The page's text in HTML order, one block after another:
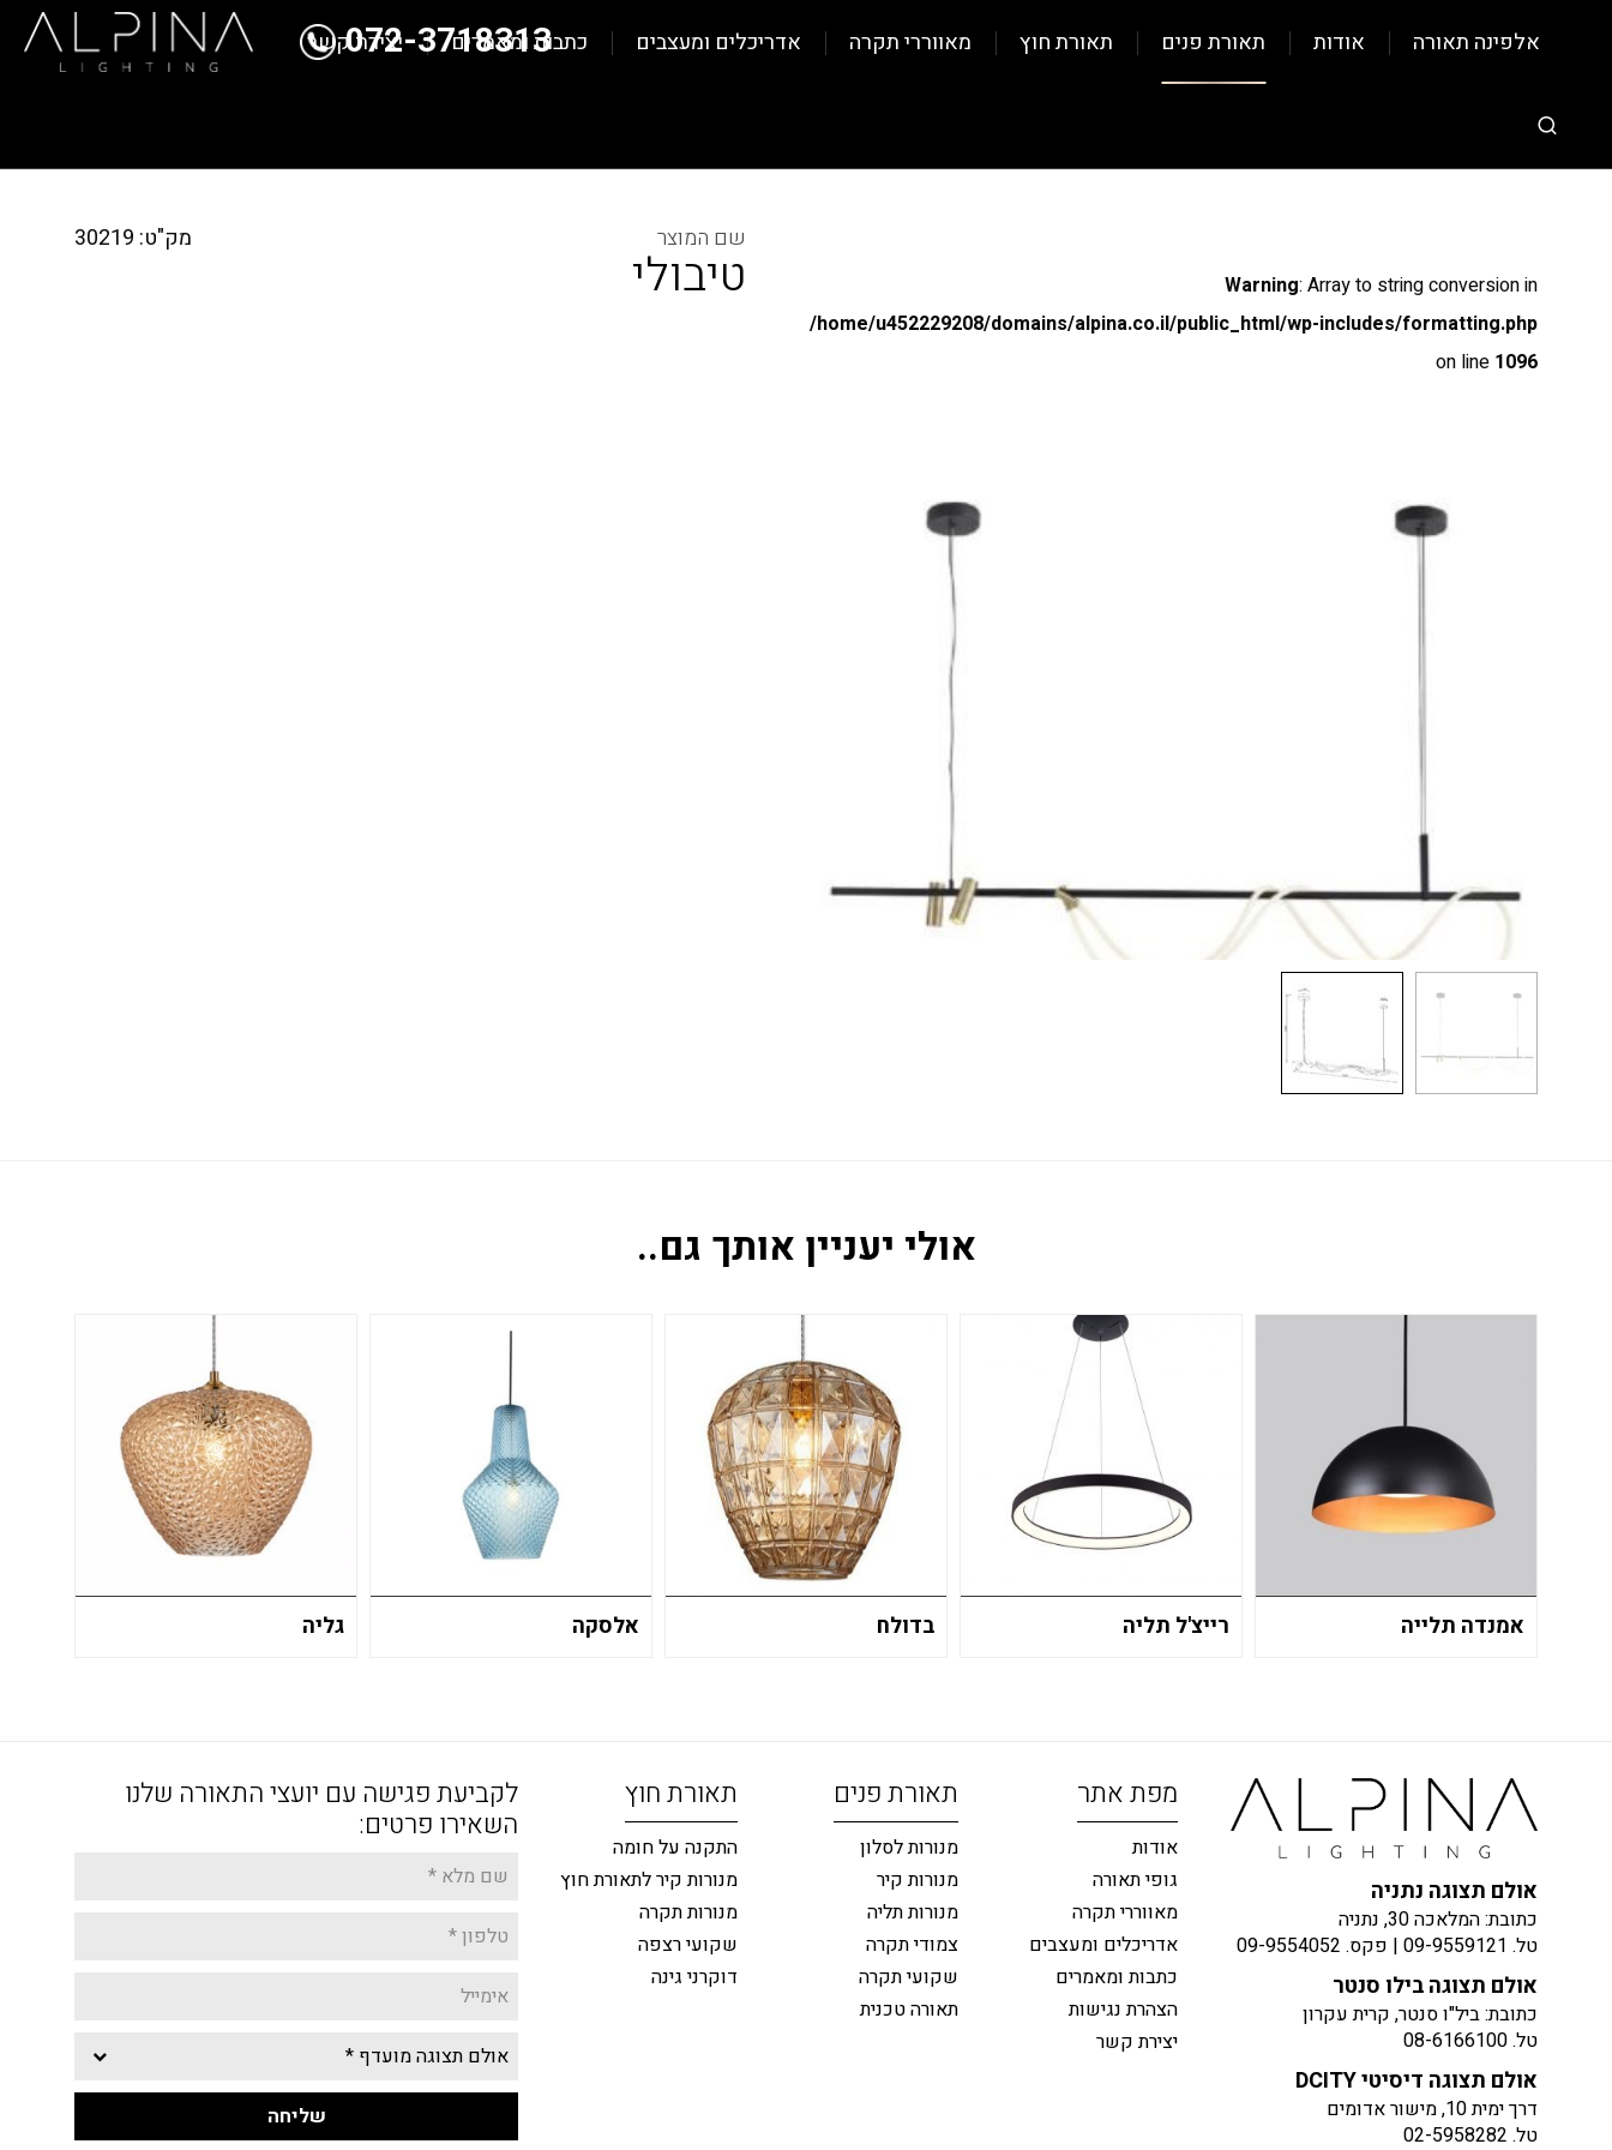
אלפינה תאורה אודות תאורת פנים תאורת חוץ מאווררי תקרה אדריכלים ומעצבים כתבות ומאמרים יצירת קשר
Warning: Array to string conversion in
/home/u452229208/domains/alpina.co.il/public_html/wp-includes/formatting.php
on line 1096
on line
טיבולי
מק"ט: 30219
אולי יעניין אותך גם..
אמנדה תלייה רייצ'ל תליה בדולח אלסקה גליה
אולם תצוגה נתניה
כתובת: המלאכה 30, נתניה
טל. 09-9559121 | פקס. 09-9554052
אולם תצוגה בילו סנטר
כתובת: ביל"ו סנטר, קרית עקרון
טל.08-6166100
אולם תצוגה דיסיטי DCITY
דרך ימית 10, מישור אדומים
טל. 02-5958282
מפת אתר
אודות
גופי תאורה
מאווררי תקרה
אדריכלים ומעצבים
כתבות ומאמרים
הצהרת נגישות
יצירת קשר
תאורת פנים
מנורות לסלון
מנורות קיר
מנורות תליה
צמודי תקרה
שקועי תקרה
תאורה טכנית
תאורת חוץ
התקנה על חומה
מנורות קיר לתאורת חוץ
מנורות תקרה
שקועי רצפה
דוקרני גינה
לקביעת פגישה עם יועצי התאורה שלנו
השאירו פרטים:
072-3718313